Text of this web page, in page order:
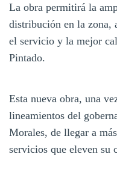
La obra permitirá la
distribución en la zona,
el servicio y la mejor
Pintado.
Esta nueva obra, una
lineamientos del
Morales, de llegar a
servicios que eleven su